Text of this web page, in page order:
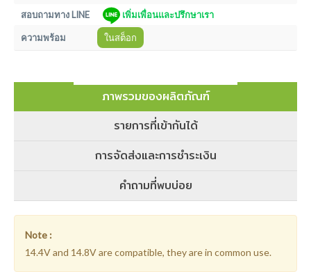
สอบถามทาง LINE
เพิ่มเพื่อนและปรึกษาเรา
ความพร้อม ในสต็อก
ภาพรวมของผลิตภัณฑ์
รายการที่เข้ากันได้
การจัดส่งและการชำระเงิน
คำถามที่พบบ่อย
Note :
14.4V and 14.8V are compatible, they are in common use.